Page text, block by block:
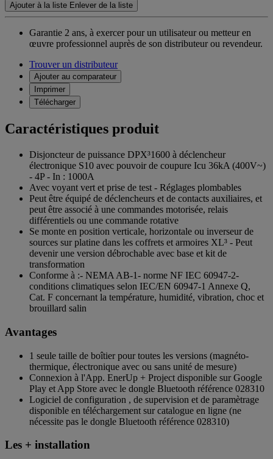
Ajouter à la liste Enlever de la liste
Garantie 2 ans, à exercer pour un utilisateur ou metteur en
œuvre professionnel auprès de son distributeur ou revendeur.
Trouver un distributeur
Ajouter au comparateur
Imprimer
Télécharger
Caractéristiques produit
Disjoncteur de puissance DPX³1600 à déclencheur
électronique S10 avec pouvoir de coupure Icu 36kA (400V~)
- 4P - In : 1000A
Avec voyant vert et prise de test - Réglages plombables
Peut être équipé de déclencheurs et de contacts auxiliaires, et
peut être associé à une commandes motorisée, relais
différentiels ou une commande rotative
Se monte en position verticale, horizontale ou inverseur de
sources sur platine dans les coffrets et armoires XL³ - Peut
devenir une version débrochable avec base et kit de
transformation
Conforme à :- NEMA AB‐1- norme NF IEC 60947-2-
conditions climatiques selon IEC/EN 60947-1 Annexe Q,
Cat. F concernant la température, humidité, vibration, choc et
brouillard salin
Avantages
1 seule taille de boîtier pour toutes les versions (magnéto-
thermique, électronique avec ou sans unité de mesure)
Connexion à l'App. EnerUp + Project disponible sur Google
Play et App Store avec le dongle Bluetooth référence 028310
Logiciel de configuration , de supervision et de paramètrage
disponible en téléchargement sur catalogue en ligne (ne
nécessite pas le dongle Bluetooth référence 028310)
Les + installation